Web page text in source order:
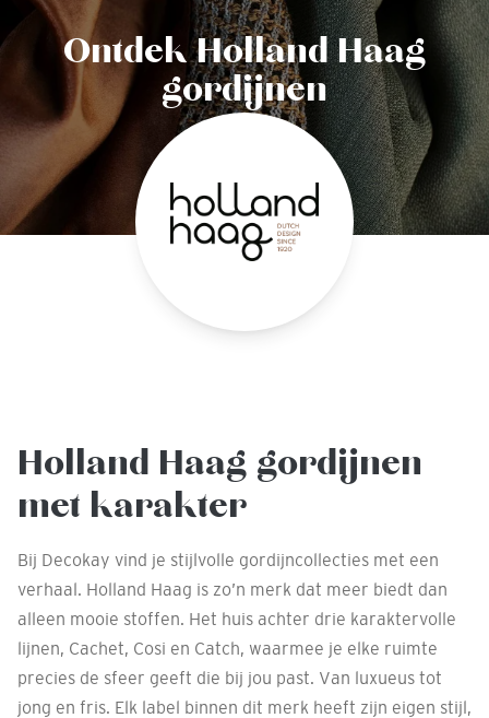
Ontdek Holland Haag
gordijnen
Holland Haag gordijnen
met karakter
Bij Decokay vind je stijlvolle gordijncollecties met een
verhaal. Holland Haag is zo’n merk dat meer biedt dan
alleen mooie stoffen. Het huis achter drie karaktervolle
lijnen, Cachet, Cosi en Catch, waarmee je elke ruimte
precies de sfeer geeft die bij jou past. Van luxueus tot
jong en fris. Elk label binnen dit merk heeft zijn eigen stijl,